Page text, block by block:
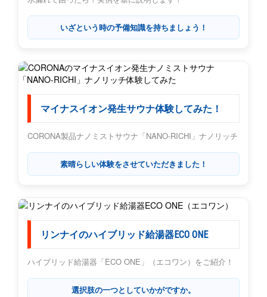
いざという時の予備知識を持ちましょう！
マイナスイオン発生サウナ体験してみた！
CORONA製品ナノミストサウナ「NANO-RICHI」ナノリッチ
素晴らしい体験をさせていただきました！
リンナイのハイブリッド給湯器ECO ONE
ハイブリッド給湯器「ECO ONE」（エコワン）をご紹介！
選択肢の一つとしていかがですか。